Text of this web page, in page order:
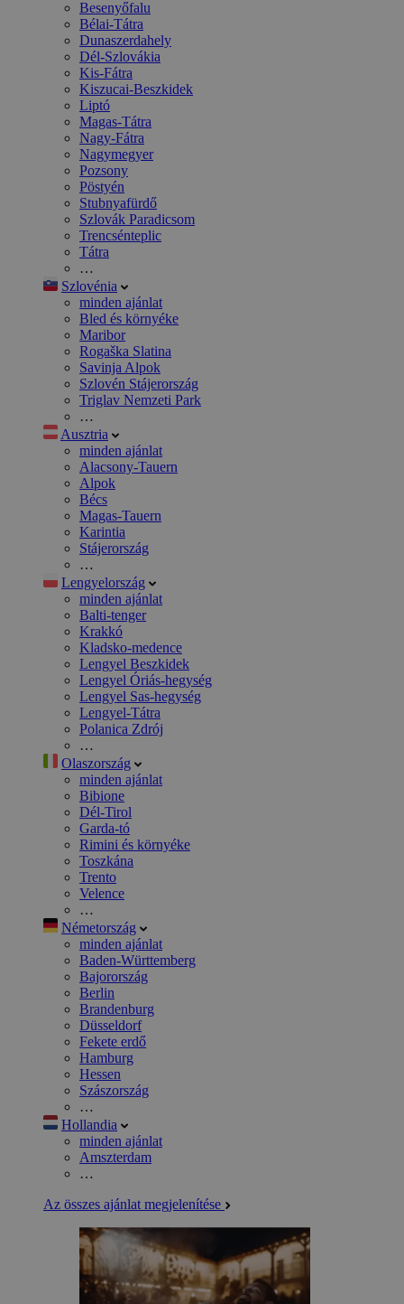
Besenyőfalu
Bélai-Tátra
Dunaszerdahely
Dél-Szlovákia
Kis-Fátra
Kiszucai-Beszkidek
Liptó
Magas-Tátra
Nagy-Fátra
Nagymegyer
Pozsony
Pöstyén
Stubnyafürdő
Szlovák Paradicsom
Trencsénteplic
Tátra
…
Szlovénia
minden ajánlat
Bled és környéke
Maribor
Rogaška Slatina
Savinja Alpok
Szlovén Stájerország
Triglav Nemzeti Park
…
Ausztria
minden ajánlat
Alacsony-Tauern
Alpok
Bécs
Magas-Tauern
Karintia
Stájerország
…
Lengyelország
minden ajánlat
Balti-tenger
Krakkó
Kladsko-medence
Lengyel Beszkidek
Lengyel Óriás-hegység
Lengyel Sas-hegység
Lengyel-Tátra
Polanica Zdrój
…
Olaszország
minden ajánlat
Bibione
Dél-Tirol
Garda-tó
Rimini és környéke
Toszkána
Trento
Velence
…
Németország
minden ajánlat
Baden-Württemberg
Bajorország
Berlin
Brandenburg
Düsseldorf
Fekete erdő
Hamburg
Hessen
Szászország
…
Hollandia
minden ajánlat
Amszterdam
…
Az összes ajánlat megjelenítése